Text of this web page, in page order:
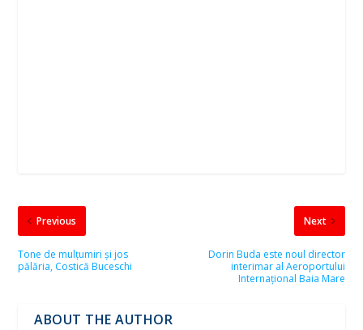
Previous
Tone de mulțumiri și jos
pălăria, Costică Buceschi
Next
Dorin Buda este noul director
interimar al Aeroportului
Internațional Baia Mare
ABOUT THE AUTHOR